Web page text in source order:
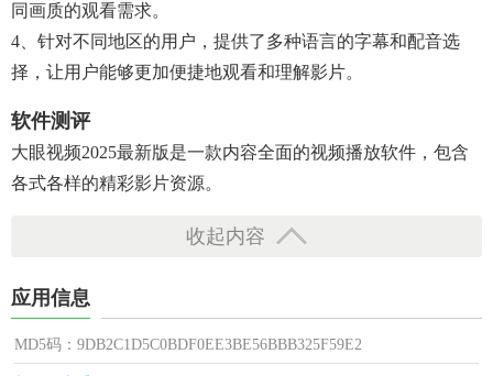
同画质的观看需求。
4、针对不同地区的用户，提供了多种语言的字幕和配音选
择，让用户能够更加便捷地观看和理解影片。
软件测评
大眼视频2025最新版是一款内容全面的视频播放软件，包含
各式各样的精彩影片资源。
收起内容
应用信息
MD5码：9DB2C1D5C0BDF0EE3BE56BBB325F59E2